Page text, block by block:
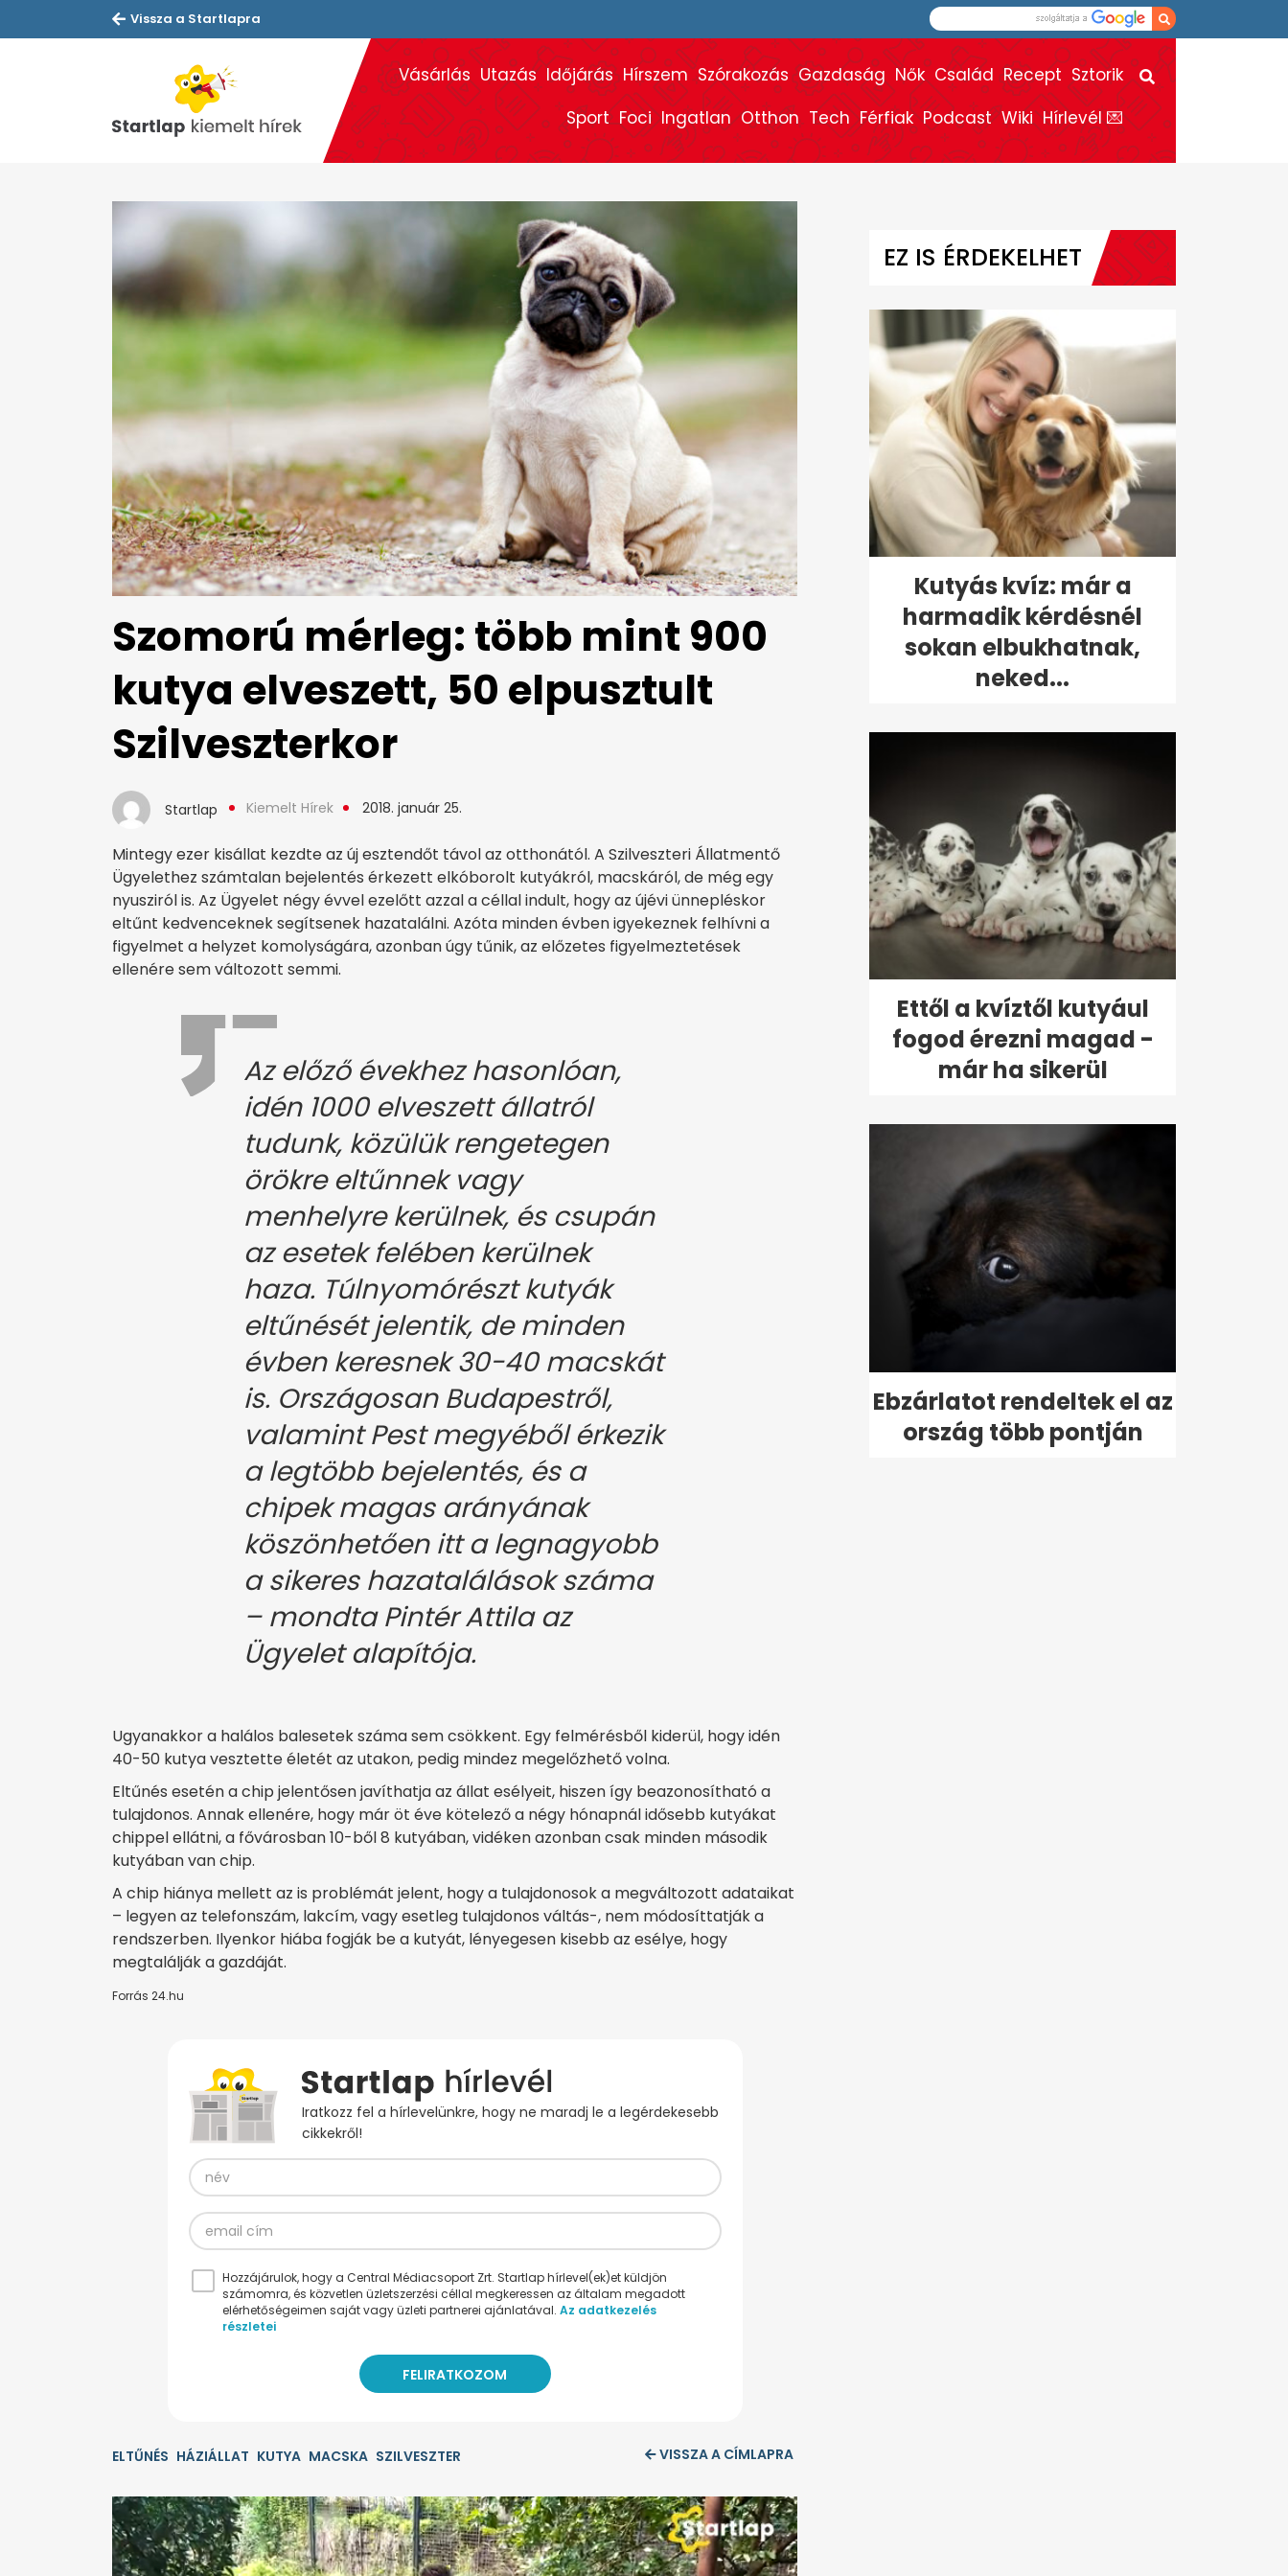
Vissza a Startlapra
Vásárlás Utazás Időjárás Hírszem Szórakozás Gazdaság Nők Család Recept Sztorik
Sport Foci Ingatlan Otthon Tech Férfiak Podcast Wiki Hírlevél 💌
Szomorú mérleg: több mint 900
kutya elveszett, 50 elpusztult
Szilveszterkor
Startlap Kiemelt Hírek 2018. január 25.
Mintegy ezer kisállat kezdte az új esztendőt távol az otthonától. A Szilveszteri Állatmentő
Ügyelethez számtalan bejelentés érkezett elkóborolt kutyákról, macskáról, de még egy
nyusziról is. Az Ügyelet négy évvel ezelőtt azzal a céllal indult, hogy az újévi ünnepléskor
eltűnt kedvenceknek segítsenek hazatalálni. Azóta minden évben igyekeznek felhívni a
figyelmet a helyzet komolyságára, azonban úgy tűnik, az előzetes figyelmeztetések
ellenére sem változott semmi.
Az előző évekhez hasonlóan,
idén 1000 elveszett állatról
tudunk, közülük rengetegen
örökre eltűnnek vagy
menhelyre kerülnek, és csupán
az esetek felében kerülnek
haza. Túlnyomórészt kutyák
eltűnését jelentik, de minden
évben keresnek 30-40 macskát
is. Országosan Budapestről,
valamint Pest megyéből érkezik
a legtöbb bejelentés, és a
chipek magas arányának
köszönhetően itt a legnagyobb
a sikeres hazatalálások száma
– mondta Pintér Attila az
Ügyelet alapítója.
Ugyanakkor a halálos balesetek száma sem csökkent. Egy felmérésből kiderül, hogy idén
40-50 kutya vesztette életét az utakon, pedig mindez megelőzhető volna.
Eltűnés esetén a chip jelentősen javíthatja az állat esélyeit, hiszen így beazonosítható a
tulajdonos. Annak ellenére, hogy már öt éve kötelező a négy hónapnál idősebb kutyákat
chippel ellátni, a fővárosban 10-ből 8 kutyában, vidéken azonban csak minden második
kutyában van chip.
A chip hiánya mellett az is problémát jelent, hogy a tulajdonosok a megváltozott adataikat
– legyen az telefonszám, lakcím, vagy esetleg tulajdonos váltás-, nem módosíttatják a
rendszerben. Ilyenkor hiába fogják be a kutyát, lényegesen kisebb az esélye, hogy
megtalálják a gazdáját.
Forrás 24.hu
Iratkozz fel a hírlevelünkre, hogy ne maradj le a legérdekesebb
cikkekről!
Hozzájárulok, hogy a Central Médiacsoport Zrt. Startlap hírlevel(ek)et küldjön
számomra, és közvetlen üzletszerzési céllal megkeressen az általam megadott
elérhetőségeimen saját vagy üzleti partnerei ajánlatával. Az adatkezelés
részletei
ELTŰNÉS HÁZIÁLLAT KUTYA MACSKA SZILVESZTER VISSZA A CÍMLAPRA
EZ IS ÉRDEKELHET
Kutyás kvíz: már a
harmadik kérdésnél
sokan elbukhatnak,
neked...
Ettől a kvíztől kutyául
fogod érezni magad -
már ha sikerül
Ebzárlatot rendeltek el az
ország több pontján